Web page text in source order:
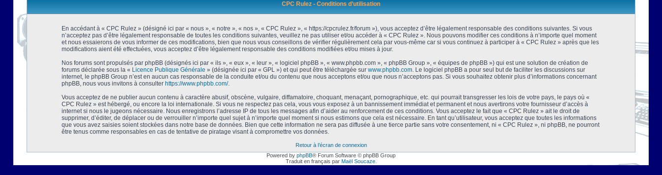
CPC Rulez - Conditions d’utilisation
En accédant à « CPC Rulez » (désigné ici par « nous », « notre », « nos », « CPC Rulez », « https://cpcrulez.fr/forum »), vous acceptez d’être légalement responsable des conditions suivantes. Si vous
n’acceptez pas d’être légalement responsable de toutes les conditions suivantes, veuillez ne pas utiliser et/ou accéder à « CPC Rulez ». Nous pouvons modifier ces conditions à n’importe quel moment
et nous essaierons de vous informer de ces modifications, bien que nous vous conseillons de vérifier régulièrement cela par vous-même car si vous continuez à participer à « CPC Rulez » après que les
modifications aient été effectuées, vous acceptez d’être légalement responsable des conditions modifiées et/ou mises à jour.
Nos forums sont propulsés par phpBB (désignés ici par « ils », « eux », « leur », « logiciel phpBB », « www.phpbb.com », « phpBB Group », « équipes de phpBB ») qui est une solution de création de
forums déclarée sous la « Licence Publique Générale » (désignée ici par « GPL ») et qui peut être téléchargée sur www.phpbb.com. Le logiciel phpBB a pour seul but de faciliter les discussions sur
internet, le phpBB Group n’est en aucun cas responsable de la conduite et/ou du contenu que nous acceptons et/ou que nous n’acceptons pas. Si vous souhaitez obtenir plus d’informations concernant
phpBB, nous vous invitons à consulter https://www.phpbb.com/.
Vous acceptez de ne publier aucun contenu à caractère abusif, obscène, vulgaire, diffamatoire, choquant, menaçant, pornographique, etc. qui pourrait transgresser les lois de votre pays, le pays où «
CPC Rulez » est hébergé, ou encore la loi internationale. Si vous ne respectez pas cela, vous vous exposez à un bannissement immédiat et permanent et nous avertirons votre fournisseur d’accès à
internet si nous le jugeons nécessaire. Nous enregistrons l’adresse IP de tous les messages afin d’aider au renforcement de ces conditions. Vous acceptez le fait que « CPC Rulez » ait le droit de
supprimer, d’éditer, de déplacer ou de verrouiller n’importe quel sujet à n’importe quel moment si nous estimons que cela est nécessaire. En tant qu’utilisateur, vous acceptez que toutes les informations
que vous avez saisies soient stockées dans notre base de données. Bien que cette information ne sera pas diffusée à une tierce partie sans votre consentement, ni « CPC Rulez », ni phpBB, ne pourront
être tenus comme responsables en cas de tentative de piratage visant à compromettre vos données.
Retour à l’écran de connexion
Powered by phpBB® Forum Software © phpBB Group
Traduit en français par Maël Soucaze.